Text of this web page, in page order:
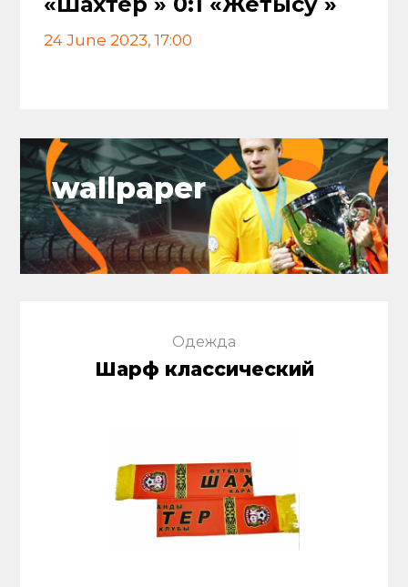
24 June 2023, 17:00
wallpaper
Одежда
Шарф классический